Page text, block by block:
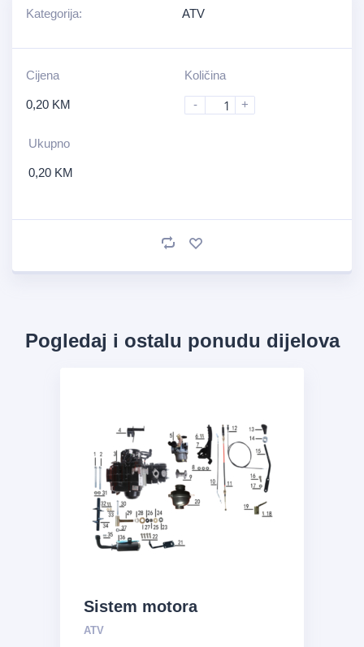
Kategorija: ATV
Cijena
0,20 KM
Količina
- +
Ukupno
0,20 KM
Pogledaj i ostalu ponudu dijelova
Sistem motora
ATV